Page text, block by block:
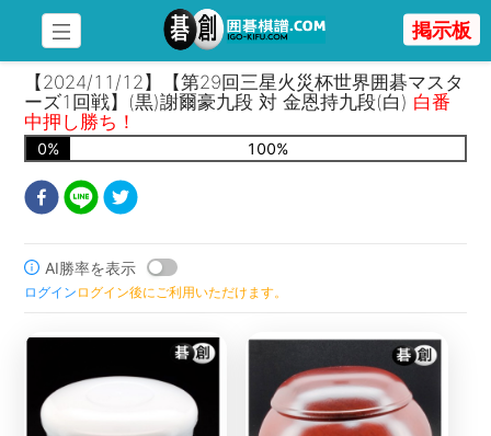
掲示板
【2024/11/12】【第29回三星火災杯世界囲碁マスタ
ーズ1回戦】(黒)謝爾豪九段 対 金恩持九段(白) 白番
中押し勝ち！
0% 100%
AI勝率を表示
ログイン ログイン後にご利用いただけます。